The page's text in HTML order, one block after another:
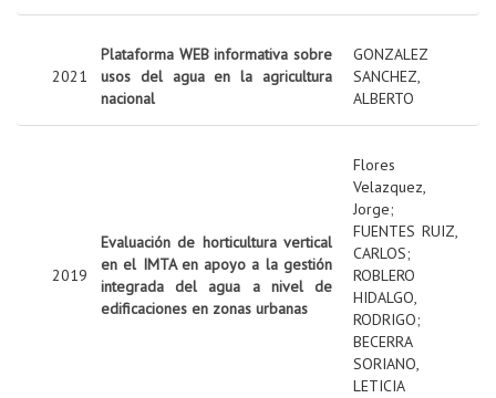
2021
Plataforma WEB informativa sobre
usos del agua en la agricultura
nacional
GONZALEZ
SANCHEZ,
ALBERTO
2019
Evaluación de horticultura vertical
en el IMTA en apoyo a la gestión
integrada del agua a nivel de
edificaciones en zonas urbanas
Flores
Velazquez,
Jorge;
FUENTES RUIZ,
CARLOS;
ROBLERO
HIDALGO,
RODRIGO;
BECERRA
SORIANO,
LETICIA